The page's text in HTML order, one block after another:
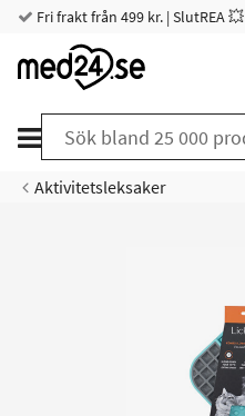
Fri frakt från 499 kr. | SlutREA 💥
Aktivitetsleksaker